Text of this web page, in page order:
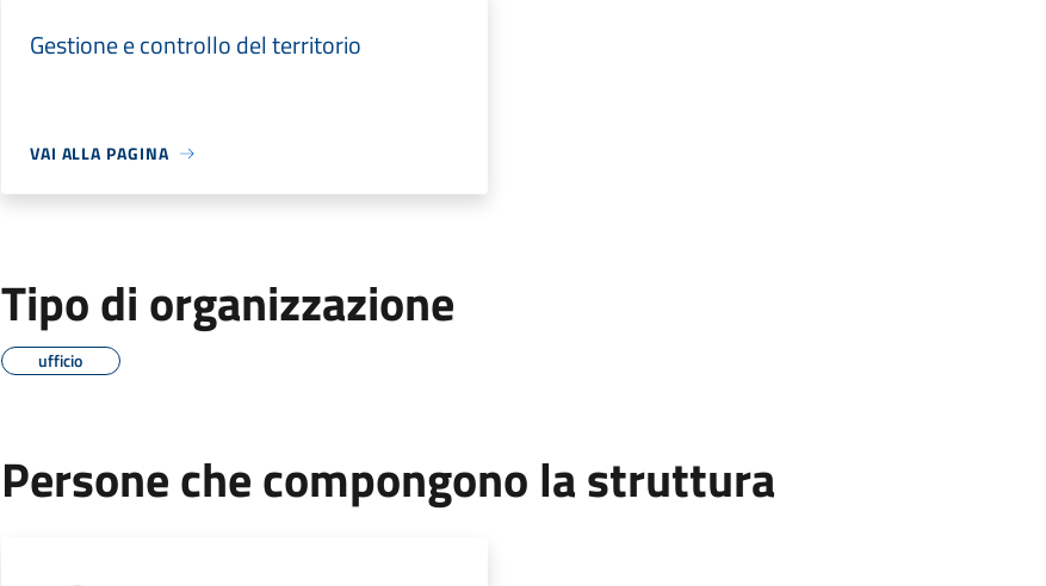
Gestione e controllo del territorio
VAI ALLA PAGINA
Tipo di organizzazione
ufficio
Persone che compongono la struttura